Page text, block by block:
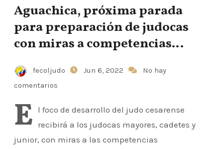
Aguachica, próxima parada
para preparación de judocas
con miras a competencias
fecoljudo Jun 6, 2022
No hay
comentarios
E l foco de desarrollo del judo cesarense
recibirá a los judocas mayores, cadetes y
junior, con miras a las competencias